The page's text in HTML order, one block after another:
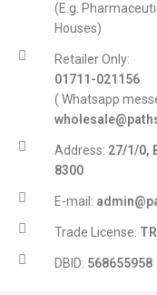
(E.g.
Houses)
Retailer Only:
01711-021156
( Whatsapp
Address: 27/1/0,
8300
E-mail:
Trade License:
DBID: 568655958